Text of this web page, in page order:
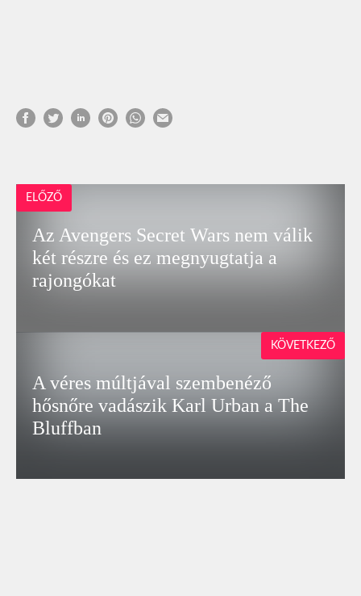
ELŐZŐ
Az Avengers Secret Wars nem válik
két részre és ez megnyugtatja a
rajongókat
A véres múltjával szembenéző
hősnőre vadászik Karl Urban a The
Bluffban
KÖVETKEZŐ